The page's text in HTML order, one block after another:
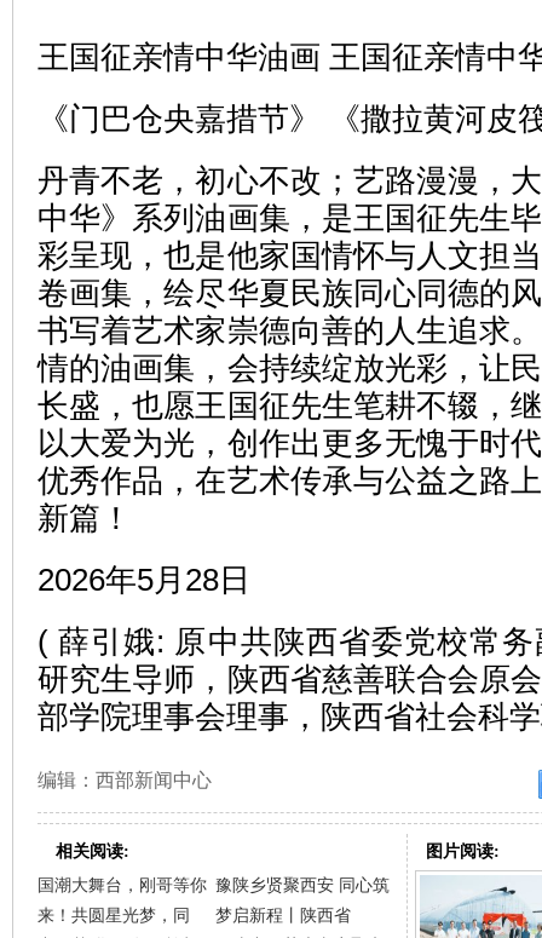
王国征亲情中华油画 王国征亲情中
《门巴仓央嘉措节》 《撒拉黄河皮
丹青不老，初心不改；艺路漫漫，
中华》系列油画集，是王国征先生
彩呈现，也是他家国情怀与人文担
卷画集，绘尽华夏民族同心同德的
书写着艺术家崇德向善的人生追求
情的油画集，会持续绽放光彩，让
长盛，也愿王国征先生笔耕不辍，
以大爱为光，创作出更多无愧于时
优秀作品，在艺术传承与公益之路
新篇！
2026年5月28日
( 薛引娥: 原中共陕西省委党校常
研究生导师，陕西省慈善联合会原
部学院理事会理事，陕西省社会科
编辑：西部新闻中心
相关阅读:
国潮大舞台，刚哥等你
来！共圆星光梦，同
豫陕乡贤聚西安 同心筑
梦启新程丨陕西省
图片阅读: